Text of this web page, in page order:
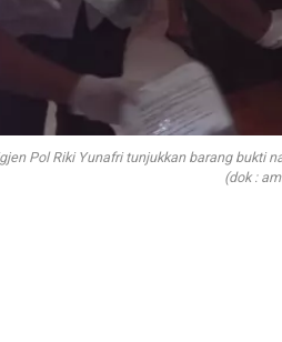
Pol Riki Yunafri tunjukkan barang bukti
(dok :